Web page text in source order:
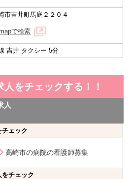
市吉井町馬庭２２０４
で検索
吉井 タクシー 5分
をチェックする！！
人
チェック
高崎市の病院の看護師募集
チェック